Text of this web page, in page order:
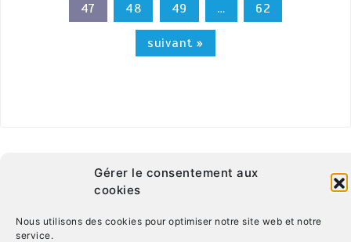
Gérer le consentement aux
cookies
Nous utilisons des cookies pour optimiser notre site web et notre
service.
47 48 49 … 62
suivant »